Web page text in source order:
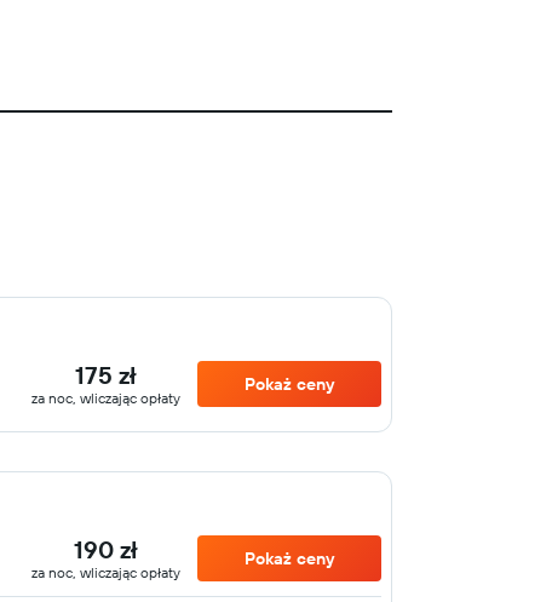
175 zł
za noc, wliczając opłaty
Pokaż ceny
190 zł
za noc, wliczając opłaty
Pokaż ceny